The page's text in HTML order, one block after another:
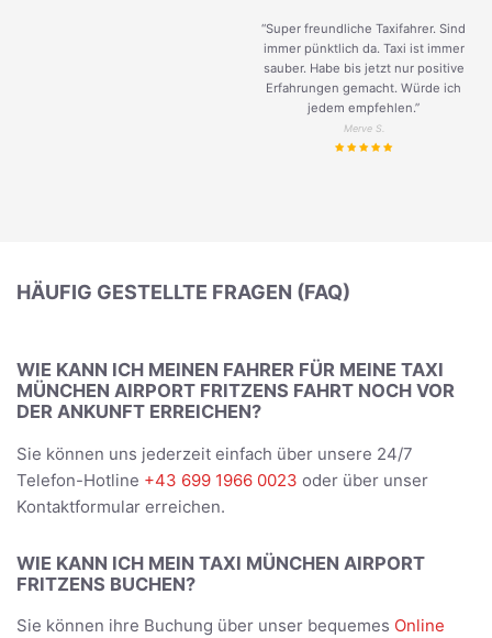
“Super freundliche Taxifahrer. Sind
immer pünktlich da. Taxi ist immer
sauber. Habe bis jetzt nur positive
Erfahrungen gemacht. Würde ich
jedem empfehlen.”
Merve S.
HÄUFIG GESTELLTE FRAGEN (FAQ)
WIE KANN ICH MEINEN FAHRER FÜR MEINE TAXI
MÜNCHEN AIRPORT FRITZENS FAHRT NOCH VOR
DER ANKUNFT ERREICHEN?
Sie können uns jederzeit einfach über unsere 24/7
Telefon-Hotline +43 699 1966 0023 oder über unser
Kontaktformular erreichen.
WIE KANN ICH MEIN TAXI MÜNCHEN AIRPORT
FRITZENS BUCHEN?
Sie können ihre Buchung über unser bequemes Online